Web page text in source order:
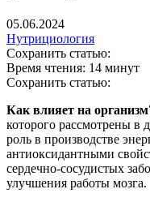
05.06.2024
Нутрициология
Сохранить статью:
Время чтения: 14 минут
Сохранить статью:
Как влияет на
которого рассмотрены в
роль в производстве
антиоксидантными
сердечно-сосудистых
улучшения работы мозга.